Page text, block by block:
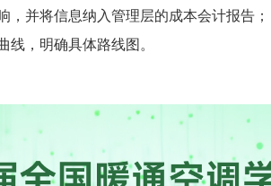
并将信息纳入管理层的成本会计报告；
，明确具体路线图。